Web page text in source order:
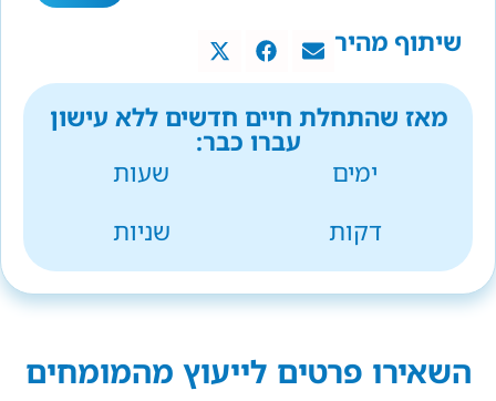
שיתוף מהיר
מאז שהתחלת חיים חדשים ללא עישון
עברו כבר:
ימים
שעות
דקות
שניות
השאירו פרטים לייעוץ מהמומחים